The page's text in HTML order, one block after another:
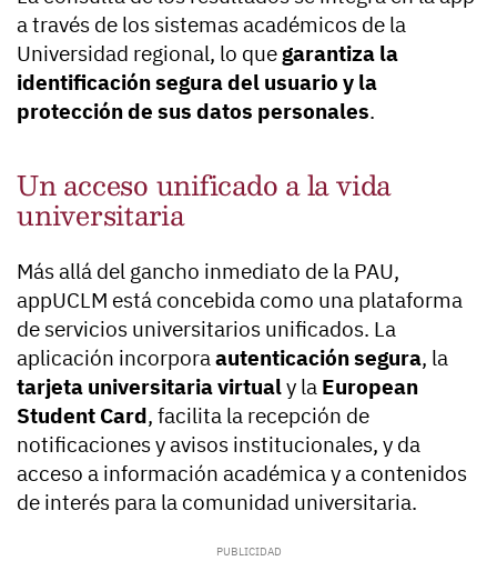
a través de los sistemas académicos de la
Universidad regional, lo que garantiza la
identificación segura del usuario y la
protección de sus datos personales.
Un acceso unificado a la vida
universitaria
Más allá del gancho inmediato de la PAU,
appUCLM está concebida como una plataforma
de servicios universitarios unificados. La
aplicación incorporaautenticación segura, la
tarjeta universitaria virtualy la European
Student Card, facilita la recepción de
notificaciones y avisos institucionales, y da
acceso a información académica y a contenidos
de interés para la comunidad universitaria.